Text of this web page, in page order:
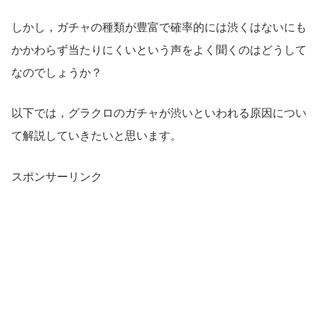
しかし，ガチャの種類が豊富で確率的には渋くはないにも
かかわらず当たりにくいという声をよく聞くのはどうして
なのでしょうか？
以下では，グラクロのガチャが渋いといわれる原因につい
て解説していきたいと思います。
スポンサーリンク